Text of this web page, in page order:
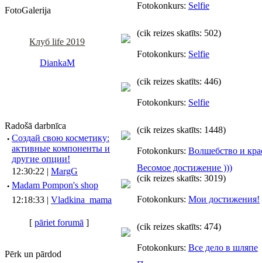
FotoGalerija
Клуб life 2019
DiankaM
Radošā darbnīca
· Создай свою косметику:
активные компоненты и
другие опции!
12:30:22 | MargG
· Madam Pompon's shop
12:18:33 | Vladkina_mama
[ pāriet forumā ]
Pērk un pārdod
Fotokonkurs: Selfie
(cik reizes skatīts: 502)
Fotokonkurs: Selfie
(cik reizes skatīts: 446)
Fotokonkurs: Selfie
(cik reizes skatīts: 1448)
Fotokonkurs: Волшебство и
Весомое достижение )))
(cik reizes skatīts: 3019)
Fotokonkurs: Мои достижения!
(cik reizes skatīts: 474)
Fotokonkurs: Все дело в шляпе